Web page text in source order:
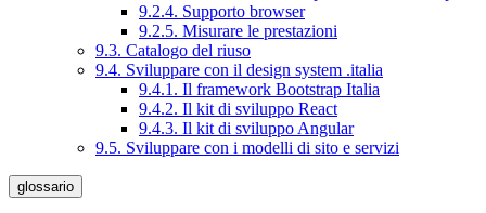
9.2.4. Supporto browser
9.2.5. Misurare le prestazioni
9.3. Catalogo del riuso
9.4. Sviluppare con il design system .italia
9.4.1. Il framework Bootstrap Italia
9.4.2. Il kit di sviluppo React
9.4.3. Il kit di sviluppo Angular
9.5. Sviluppare con i modelli di sito e servizi
glossario